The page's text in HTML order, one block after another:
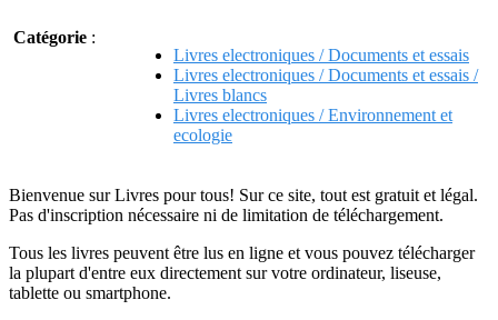
Catégorie :
Livres electroniques / Documents et essais
Livres electroniques / Documents et essais /
Livres blancs
Livres electroniques / Environnement et
ecologie
Bienvenue sur Livres pour tous! Sur ce site, tout est gratuit et légal.
Pas d'inscription nécessaire ni de limitation de téléchargement.
Tous les livres peuvent être lus en ligne et vous pouvez télécharger
la plupart d'entre eux directement sur votre ordinateur, liseuse,
tablette ou smartphone.